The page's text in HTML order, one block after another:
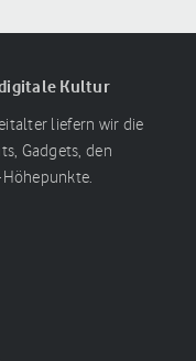
Kultur
liefern wir die
Gadgets, den
Höhepunkte.